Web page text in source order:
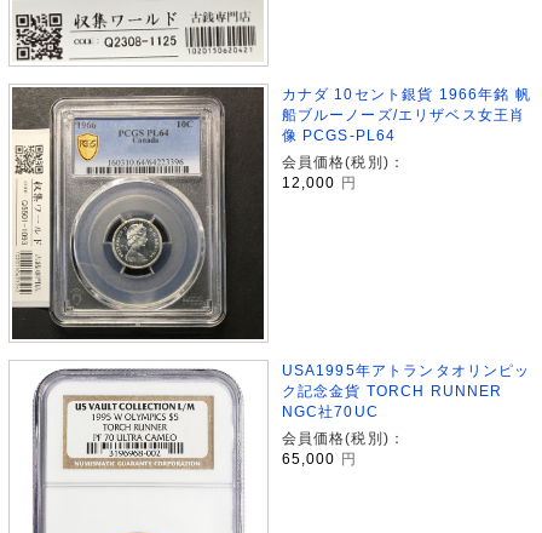
カナダ 10セント銀貨 1966年銘 帆
船ブルーノーズ/エリザベス女王肖
像 PCGS-PL64
会員価格(税別)：
12,000 円
USA1995年アトランタオリンピッ
ク記念金貨 TORCH RUNNER
NGC社70UC
会員価格(税別)：
65,000
円